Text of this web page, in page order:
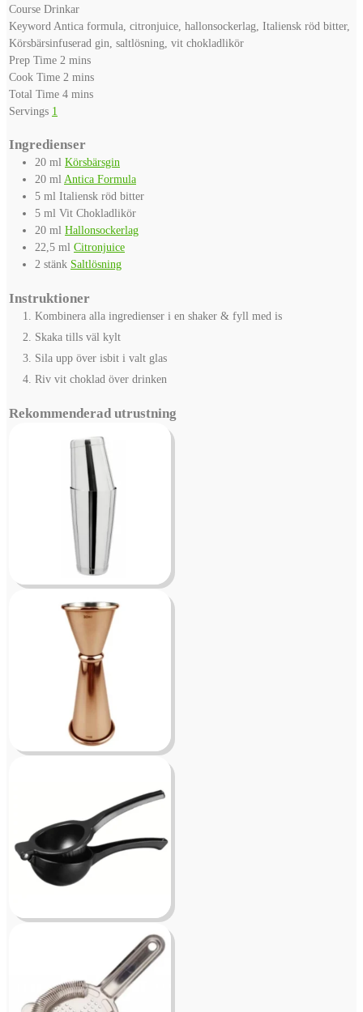
Course Drinkar
Keyword Antica formula, citronjuice, hallonsockerlag, Italiensk röd bitter,
Körsbärsinfuserad gin, saltlösning, vit chokladlikör
Prep Time 2 minutes
mins
Cook Time 2 minutes
mins
Total Time 4minutes
mins
Servings 1
Ingredienser
20 ml Körsbärsgin
20 mlAntica Formula
5 ml Italiensk röd bitter
5 ml Vit Chokladlikör
20 ml Hallonsockerlag
22,5 ml Citronjuice
2 stänk Saltlösning
Instruktioner
Kombinera alla ingredienser i en shaker & fyll med is
Skaka tills väl kylt
Sila upp över isbit i valt glas
Riv vit choklad över drinken
Rekommenderad utrustning